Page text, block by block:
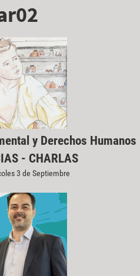
y Derechos Humanos
- CHARLAS
3 de Septiembre